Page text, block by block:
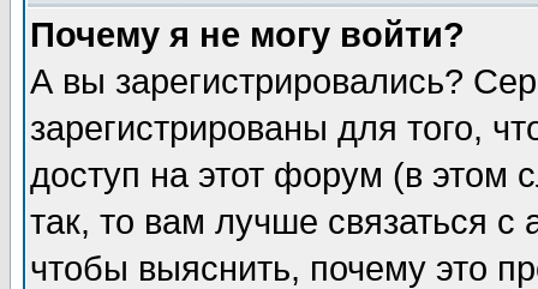
Почему я не могу войти?
А вы зарегистрировались?
зарегистрированы для того,
доступ на этот форум (в этом
так, то вам лучше связаться
чтобы выяснить, почему это